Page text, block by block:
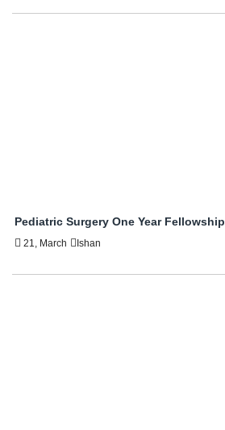
Pediatric Surgery One Year Fellowship
21, March Ishan